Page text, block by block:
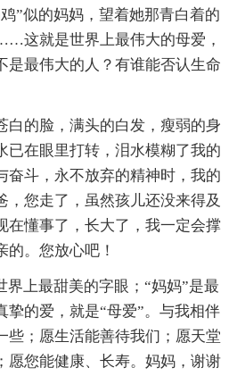
”似的妈妈，望着她那青白着的
这就是世界上最伟大的母爱，
是最伟大的人？有谁能否认生命
的脸，满头的白发，瘦弱的身
已在眼里打转，泪水模糊了我的
奋斗，永不放弃的精神时，我的
，您走了，虽然孩儿还没来得及
在懂事了，长大了，我一定会撑
的。您放心吧！
上最甜美的字眼；“妈妈”是最
挚的爱，就是“母爱”。与我相伴
些；愿生活能善待我们；愿天堂
愿您能健康、长寿。妈妈，谢谢